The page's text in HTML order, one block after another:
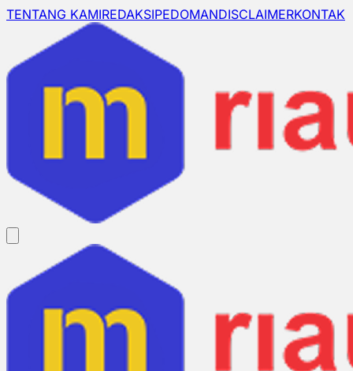
TENTANG KAMIREDAKSIPEDOMANDISCLAIMERKONTAK